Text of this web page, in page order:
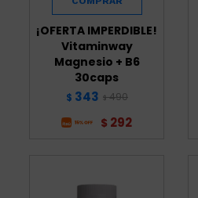
¡OFERTA IMPERDIBLE!
Vitaminway
Magnesio + B6
30caps
$ 343 $ 490
$ 292